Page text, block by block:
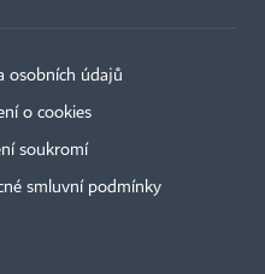
osobních údajů
o cookies
soukromí
smluvní podmínky